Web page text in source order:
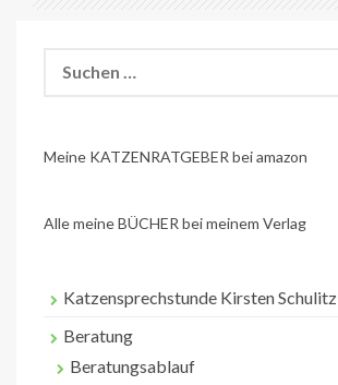
nach:
Meine KATZENRATGEBER bei amazon
Alle meine BÜCHER bei meinem Verlag
Katzensprechstunde Kirsten Schulitz
Beratung
Beratungsablauf